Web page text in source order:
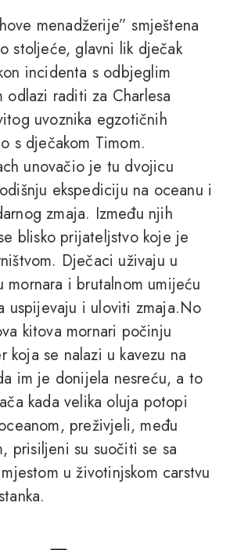
menadžerije” smještena
stoljeće, glavni lik dječak
incidenta s odbjeglim
odlazi raditi za Charlesa
uvoznika egzotičnih
s dječakom Timom.
unovačio je tu dvojicu
ekspediciju na oceanu i
zmaja. Između njih
blisko prijateljstvo koje je
Dječaci uživaju u
mornara i brutalnom umijeću
uspijevaju i uloviti zmaja.No
kitova mornari počinju
koja se nalazi u kavezu na
im je donijela nesreću, a to
kada velika oluja potopi
preživjeli, među
prisiljeni su suočiti se sa
u životinjskom carstvu